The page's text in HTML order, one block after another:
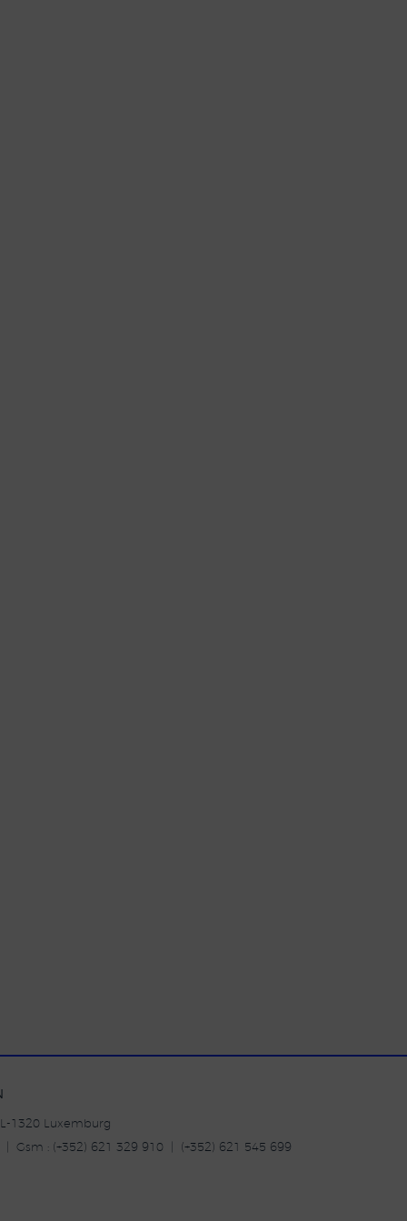
1320 Luxemburg
| Gsm : (+352) 621 329 910 | (+352) 621 545 699